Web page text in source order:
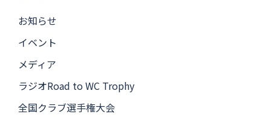
お知らせ
イベント
メディア
ラジオRoad to WC Trophy
全国クラブ選手権大会